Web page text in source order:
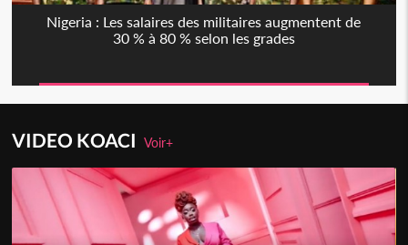
Nigeria : Les salaires des militaires augmentent de
30 % à 80 % selon les grades
VIDEO KOACIVoir+